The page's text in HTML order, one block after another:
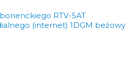
RTV-SAT
(internet) 1DGM beżowy